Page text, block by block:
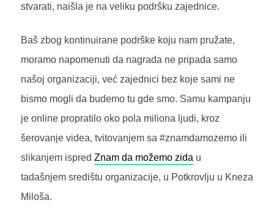
stvarati, naišla je na veliku podršku zajednice.
Baš zbog kontinuirane podrške koju nam pružate,
moramo napomenuti da nagrada ne pripada samo
našoj organizaciji, već zajednici bez koje sami ne
bismo mogli da budemo tu gde smo. Samu kampanju
je online propratilo oko pola miliona ljudi, kroz
šerovanje videa, tvitovanjem sa #znamdamozemo ili
slikanjem ispred Znam da možemo zida u
tadašnjem središtu organizacije, u Potkrovlju u Kneza
Miloša.